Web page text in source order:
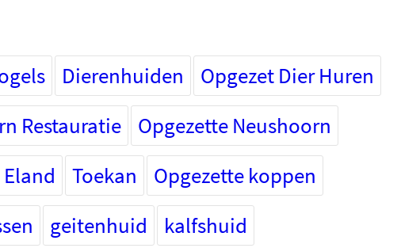
Dierenhuiden
Opgezet Dier Huren
Restauratie
Opgezette Neushoorn
Eland Toekan
Opgezette koppen
geitenhuid
kalfshuid